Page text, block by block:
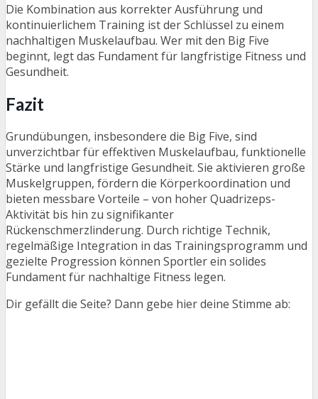
Die Kombination aus korrekter Ausführung und
kontinuierlichem Training ist der Schlüssel zu einem
nachhaltigen Muskelaufbau. Wer mit den Big Five
beginnt, legt das Fundament für langfristige Fitness und
Gesundheit.
Fazit
Grundübungen, insbesondere die Big Five, sind
unverzichtbar für effektiven Muskelaufbau, funktionelle
Stärke und langfristige Gesundheit. Sie aktivieren große
Muskelgruppen, fördern die Körperkoordination und
bieten messbare Vorteile – von hoher Quadrizeps-
Aktivität bis hin zu signifikanter
Rückenschmerzlinderung. Durch richtige Technik,
regelmäßige Integration in das Trainingsprogramm und
gezielte Progression können Sportler ein solides
Fundament für nachhaltige Fitness legen.
Dir gefällt die Seite? Dann gebe hier deine Stimme ab: